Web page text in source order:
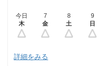
今日
木
7
金
8
土
9
日
詳細をみる